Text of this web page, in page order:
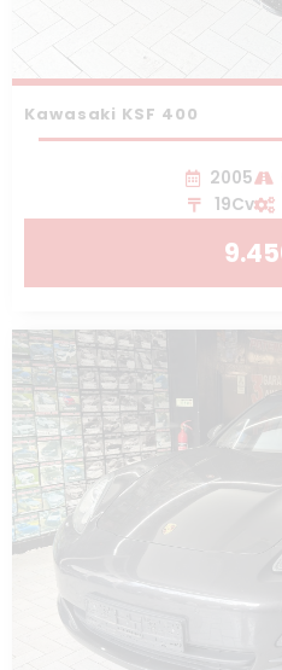
Kawasaki KSF 400
2005
19Cv